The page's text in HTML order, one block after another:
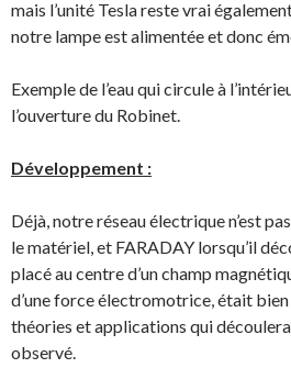
mais l’unité Tesla reste vrai
notre lampe est alimentée et donc
Exemple de l’eau qui circule à
l’ouverture du Robinet.
Développement :
Déjà, notre réseau électrique n’est
le matériel, et FARADAY lorsqu’il
placé au centre d’un champ
d’une force électromotrice, était
théories et applications qui
observé.